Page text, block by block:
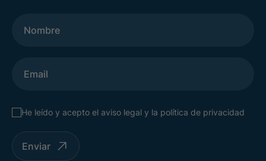
Enviar
He leído y acepto el aviso legal y la política de privacidad